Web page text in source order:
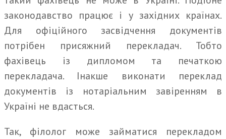
законодавство працює і у західних країнах.
Для офіційного засвідчення документів
потрібен присяжний перекладач. Тобто
фахівець із дипломом та печаткою
перекладача. Інакше виконати переклад
документів із нотаріальним завіренням в
Україні не вдасться.
Так, філолог може займатися перекладом